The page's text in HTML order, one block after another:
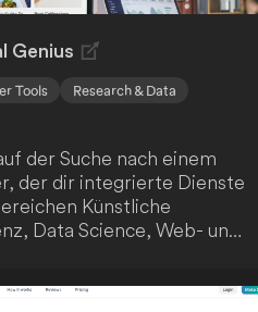
Genius
Tools Research & Data
der Suche nach einem
der dir integrierte Dienste
Künstliche
Data Science, Web- und